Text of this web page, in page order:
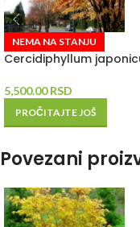
NEMA NA STANJU
Cercidiphyllum
5,500.00RSD
PROČITAJTE JOŠ
Povezani